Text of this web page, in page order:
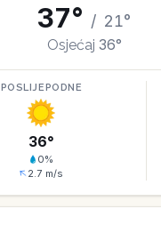
37° / 21°
Osjećaj 36°
POSLIJEPODNE
36°
0%
2.7 m/s